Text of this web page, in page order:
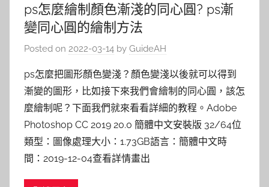
ps怎麼繪制顏色漸淺的同心圓? ps漸
變同心圓的繪制方法
Posted on 2022-03-14 by GuideAH
ps怎麼把圖形顏色變淺？顏色變淺以後就可以得到
漸變的圖形，比如接下來我們會繪制的同心圓，該怎
麼繪制呢？下面我們就來看看詳細的教程。Adobe
Photoshop CC 2019 20.0 簡體中文安裝版 32/64位
類型：圖像處理大小：1.73GB語言：簡體中文時
間：2019-12-04查看詳情畫出